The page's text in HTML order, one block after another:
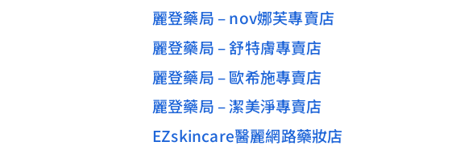
麗登藥局 – nov娜芙專賣店
麗登藥局 – 舒特膚專賣店
麗登藥局 – 歐希施專賣店
麗登藥局 – 潔美淨專賣店
EZskincare醫麗網路藥妝店